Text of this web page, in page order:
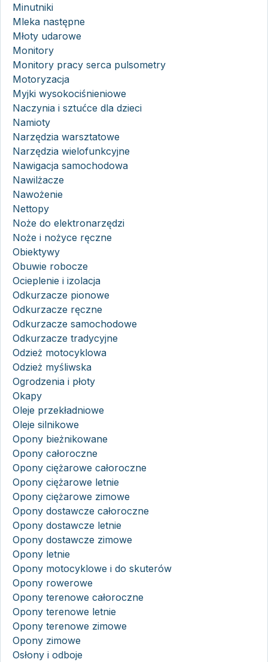
Minutniki
Mleka następne
Młoty udarowe
Monitory
Monitory pracy serca pulsometry
Motoryzacja
Myjki wysokociśnieniowe
Naczynia i sztućce dla dzieci
Namioty
Narzędzia warsztatowe
Narzędzia wielofunkcyjne
Nawigacja samochodowa
Nawilżacze
Nawożenie
Nettopy
Noże do elektronarzędzi
Noże i nożyce ręczne
Obiektywy
Obuwie robocze
Ocieplenie i izolacja
Odkurzacze pionowe
Odkurzacze ręczne
Odkurzacze samochodowe
Odkurzacze tradycyjne
Odzież motocyklowa
Odzież myśliwska
Ogrodzenia i płoty
Okapy
Oleje przekładniowe
Oleje silnikowe
Opony bieżnikowane
Opony całoroczne
Opony ciężarowe całoroczne
Opony ciężarowe letnie
Opony ciężarowe zimowe
Opony dostawcze całoroczne
Opony dostawcze letnie
Opony dostawcze zimowe
Opony letnie
Opony motocyklowe i do skuterów
Opony rowerowe
Opony terenowe całoroczne
Opony terenowe letnie
Opony terenowe zimowe
Opony zimowe
Osłony i odboje